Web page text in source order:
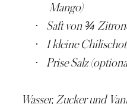
Mango)
· Saft von ¾
· 1 kleine
· Prise Salz
Wasser, Zucker und